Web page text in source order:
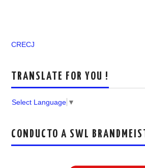
CRECJ
TRANSLATE FOR YOU !
Select Language ▼
CONDUCTO A SWL